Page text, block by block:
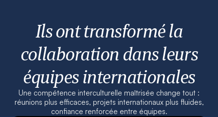
Ils ont transformé la
collaboration dans leurs
équipes internationales
Une compétence interculturelle maîtrisée change tout :
réunions plus efficaces, projets internationaux plus fluides,
confiance renforcée entre équipes.